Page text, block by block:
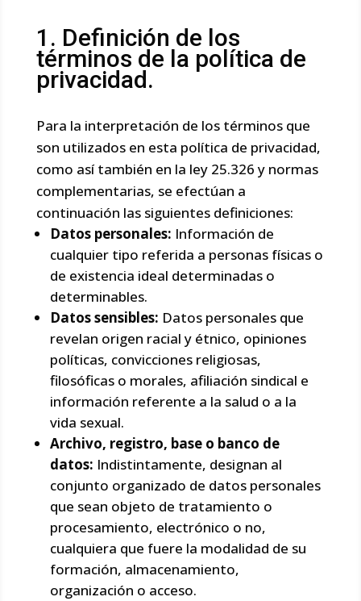
Definición de los
términos de la política de
privacidad.
Para la interpretación de los términos que
son utilizados en esta política de privacidad,
como así también en la ley 25.326 y normas
complementarias, se efectúan a
continuación las siguientes definiciones:
Datos personales: Información de
cualquier tipo referida a personas físicas o
de existencia ideal determinadas o
determinables.
Datos sensibles: Datos personales que
revelan origen racial y étnico, opiniones
políticas, convicciones religiosas,
filosóficas o morales, afiliación sindical e
información referente a la salud o a la
vida sexual.
Archivo, registro, base o banco de
datos: Indistintamente, designan al
conjunto organizado de datos personales
que sean objeto de tratamiento o
procesamiento, electrónico o no,
cualquiera que fuere la modalidad de su
formación, almacenamiento,
organización o acceso.